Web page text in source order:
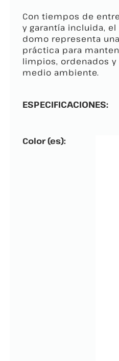
Con tiempos de
y garantía incluida,
domo representa
práctica para
limpios, ordenados
medio ambiente.
ESPECIFICACIONES:
Color (es):